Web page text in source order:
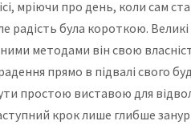
мріючи про день, коли сам
радість була короткою.
методами він свою
прямо в підвалі свого
простою виставою для
крок лише глибше